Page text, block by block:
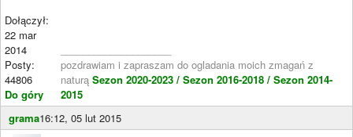
Dołączył:
22 mar
2014
Posty:
44806
Do góry
pozdrawiam i zapraszam do ogladania moich zmagań z
naturą Sezon 2020-2023 / Sezon 2016-2018 / Sezon 2014-
2015
grama16:12, 05 lut 2015